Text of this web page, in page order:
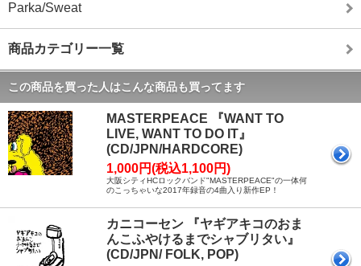
Parka/Sweat
商品カテゴリー一覧
この商品を買った人はこんな商品も買ってます
MASTERPEACE 『WANT TO
LIVE, WANT TO DO IT』
(CD/JPN/HARDCORE)
1,000円(税込1,100円)
大阪シティHCロックバンド"MASTERPEACE"の一体何
のこっちゃいな2017年録音の4曲入り新作EP！
カニコーセン 『ヤギアキコのおま
んこふやけるまでシャブリタい』
(CD/JPN/ FOLK, POP)